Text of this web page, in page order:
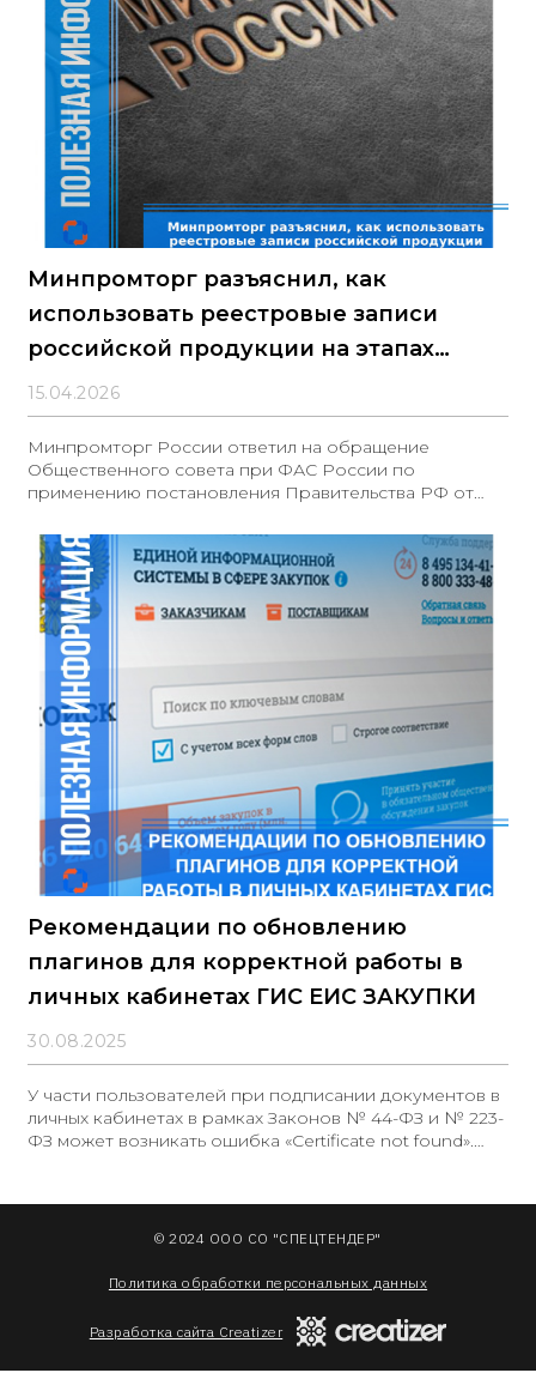
предусмотрено наложение административного
штрафа в размере от 30 до 50 тысяч рублей
Минпромторг разъяснил, как
использовать реестровые записи
российской продукции на этапах
закупки
15.04.2026
Минпромторг России ответил на обращение
Общественного совета при ФАС России по
применению постановления Правительства РФ от
реестровых записей российской промышленной
продукции на разных стадиях закупочного
цикла.Ключевой вывод: реестровая запись
подтверждает исключительно страну происхождения
товара
Рекомендации по обновлению
плагинов для корректной работы в
личных кабинетах ГИС ЕИС ЗАКУПКИ
30.08.2025
У части пользователей при подписании документов в
личных кабинетах в рамках Законов № 44-ФЗ и № 223-
ФЗ может возникать ошибка «Certificate not found».
на основе Chromium (в том числе Яндекс.Браузером).
Для обеспечения корректной работы в ГИС ЕИС
плагины: КриптоПро ЭЦП Browser plug-in и Госплагин
закупок). Источник: ГИС ЕИС ЗАКУПКИ
© 2024 ООО СО "СПЕЦТЕНДЕР"
Политика обработки персональных данных
Разработка сайта Creatizer